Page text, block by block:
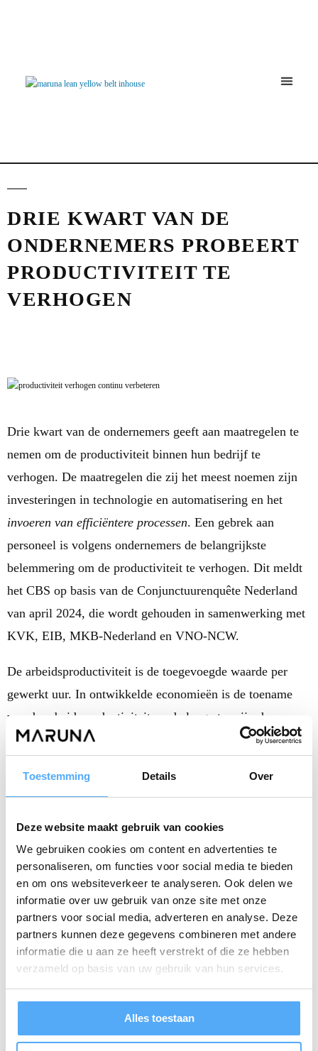
Toestemming Details Over
Deze website maakt gebruik van cookies
We gebruiken cookies om content en advertenties te
personaliseren, om functies voor social media te bieden
en om ons websiteverkeer te analyseren. Ook delen we
informatie over uw gebruik van onze site met onze
partners voor social media, adverteren en analyse. Deze
partners kunnen deze gegevens combineren met andere
informatie die u aan ze heeft verstrekt of die ze hebben
verzameld op basis van uw gebruik van hun services.
Alles toestaan
DRIE KWART VAN DE
ONDERNEMERS PROBEERT
PRODUCTIVITEIT TE
VERHOGEN
Drie kwart van de ondernemers geeft aan maatregelen te
nemen om de productiviteit binnen hun bedrijf te
verhogen. De maatregelen die zij het meest noemen zijn
investeringen in technologie en automatisering en het
invoeren van efficiëntere processen. Een gebrek aan
personeel is volgens ondernemers de belangrijkste
belemmering om de productiviteit te verhogen. Dit meldt
het CBS op basis van de Conjunctuurenquête Nederland
van april 2024, die wordt gehouden in samenwerking met
KVK, EIB, MKB-Nederland en VNO-NCW.
De arbeidsproductiviteit is de toegevoegde waarde per
gewerkt uur. In ontwikkelde economieën is de toename
van de arbeidsproductiviteit op de lange termijn de
belangrijkste bron van economische groei. Uit eerder
grootbedrijf (250 of meer werkzame personen) structureel
personen). In het kleinbedrijf (5 tot 50 werkzame
personen) is de productiviteit gemiddeld het laagst. In het
grootbedrijf is de productiviteit sinds 2020 ook harder
gegroeid dan in het midden- en kleinbedrijf.
Grootbedrijf neemt vaker maatregelen om productiviteit te
verhogen
Binnen het kleinbedrijf ligt het aandeel ondernemers dat
de productiviteit probeert te verhogen met ruim 65 procent
lager dan in het middenbedrijf (ruim 78 procent) en het